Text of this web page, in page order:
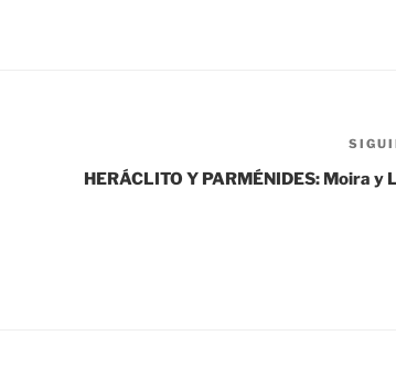
HERÁCLITO Y PARMÉNIDES: Moira y